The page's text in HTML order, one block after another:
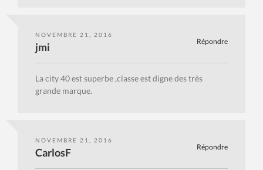
NOVEMBRE 21, 2016
Répondre
jmi
La city 40 est superbe ,classe est digne des très
grande marque.
NOVEMBRE 21, 2016
Répondre
CarlosF